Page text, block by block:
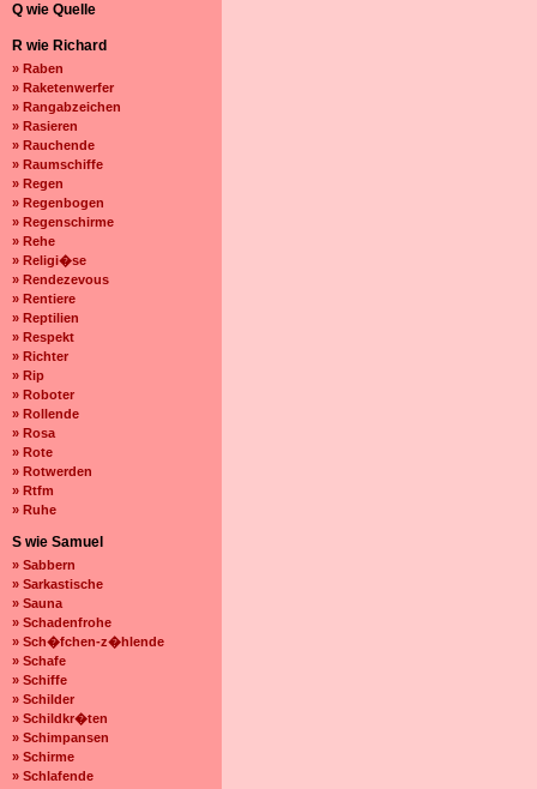
Q wie Quelle
R wie Richard
» Raben
» Raketenwerfer
» Rangabzeichen
» Rasieren
» Rauchende
» Raumschiffe
» Regen
» Regenbogen
» Regenschirme
» Rehe
» Religi�se
» Rendezevous
» Rentiere
» Reptilien
» Respekt
» Richter
» Rip
» Roboter
» Rollende
» Rosa
» Rote
» Rotwerden
» Rtfm
» Ruhe
S wie Samuel
» Sabbern
» Sarkastische
» Sauna
» Schadenfrohe
» Sch�fchen-z�hlende
» Schafe
» Schiffe
» Schilder
» Schildkr�ten
» Schimpansen
» Schirme
» Schlafende